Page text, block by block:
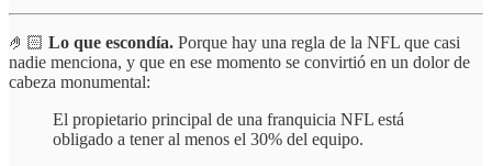
🤌🏻 Lo que escondía. Porque hay una regla de la NFL que casi
nadie menciona, y que en ese momento se convirtió en un dolor de
cabeza monumental:
El propietario principal de una franquicia NFL está
obligado a tener al menos el 30% del equipo.